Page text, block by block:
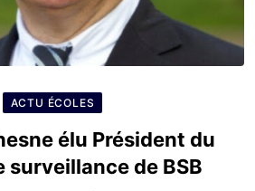
ACTU ÉCOLES
élu Président du
surveillance de BSB